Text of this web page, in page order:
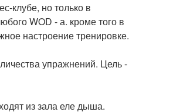
клубе, но только в
WOD - а. кроме того в
настроение тренировке.
упражнений. Цель -
из зала еле дыша.